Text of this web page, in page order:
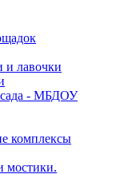
и лавочки
сада - МБДОУ
комплексы
мостики.